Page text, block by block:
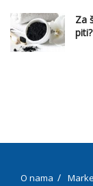
Za
piti?
O nama